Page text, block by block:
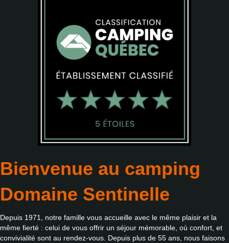
Bienvenue au camping
Domaine Sentinelle
Depuis 1971, notre famille vous accueille avec le même plaisir et la
même fierté : celui de vous offrir un séjour mémorable, où confort, et
convivialité sont au rendez-vous. Depuis plus de 55 ans, nous faisons